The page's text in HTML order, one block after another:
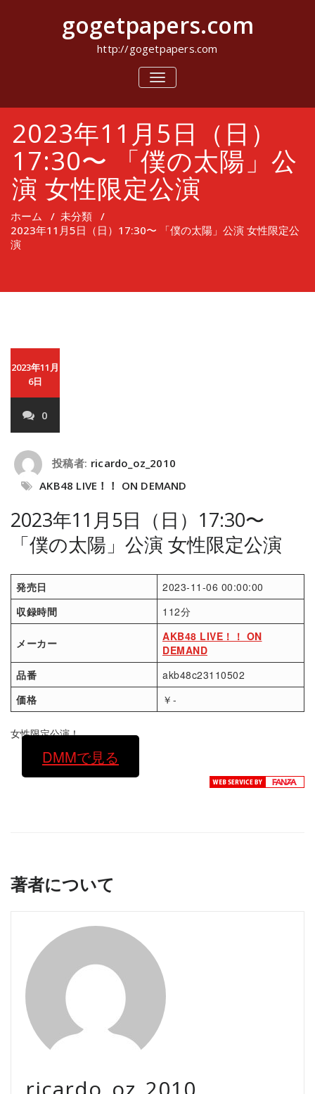
キ
gogetpapers.com
http://gogetpapers.com
ナ
ビ
シ
ョ
ン
を
切
り
替
2023年11月5日（日）
17:30〜 「僕の太陽」公
演 女性限定公演
ホーム / 未分類 /
2023年11月5日（日）17:30〜 「僕の太陽」公演 女性限定公
演
2023年11月
6日
0
投稿者: ricardo_oz_2010
AKB48 LIVE！！ ON DEMAND
2023年11月5日（日）17:30〜
「僕の太陽」公演 女性限定公演
発売日
2023-11-06 00:00:00
収録時間
112分
メーカー
AKB48 LIVE！！ ON
DEMAND
品番
akb48c23110502
価格
￥-
女性限定公演！
DMMで見る
著者について